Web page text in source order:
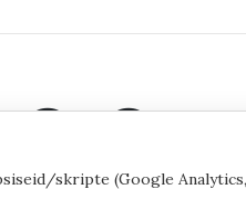
skripte (Google